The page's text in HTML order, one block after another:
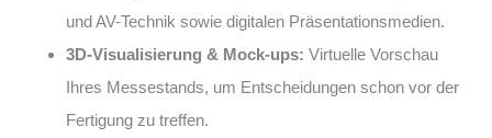
und AV-Technik sowie digitalen Präsentationsmedien.
3D-Visualisierung & Mock-ups: Virtuelle Vorschau
Ihres Messestands, um Entscheidungen schon vor der
Fertigung zu treffen.